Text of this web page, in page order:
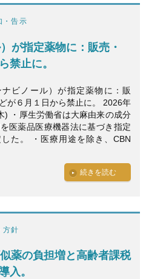
・告示
が指定薬物に：販売・
禁止に。
ナビノール）が指定薬物に：販
が６月１日から禁止に。 2026年
) ・厚生労働省は大麻由来の成分
医薬品医療機器法に基づき指定
た。 ・医療用途を除き、CBN
続きを読む
方針
薬の負担増と高齢者課税
入。